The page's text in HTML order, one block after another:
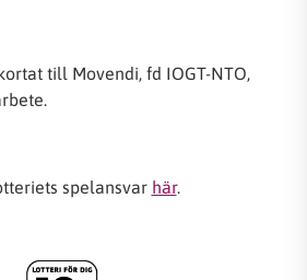
till Movendi, fd IOGT-NTO,
spelansvar här.